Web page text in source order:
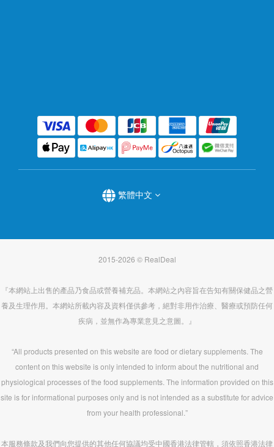
繁體中文
2015-2026 © RealDeal
『本網站上出售的產品乃食品或營養補充品。本網站之內容旨在告知有關保健品之營
養及生理作用。本網站所載內容及資料僅供參考，絕對非用作治療、醫療或預防任何
疾病，並無作為專業意見之意圖。』
“All products presented on this website are food or dietary supplements. The
content on this website is only intended to inform about the nutritional and
physiological processes of the food supplements. The information provided on this
site is for informational purposes only and is not intended as a substitute for advice
from your health professional.”
本服務條款及我們向您提供的其他任何協議均受中國香港法律管轄，須依照香港法律